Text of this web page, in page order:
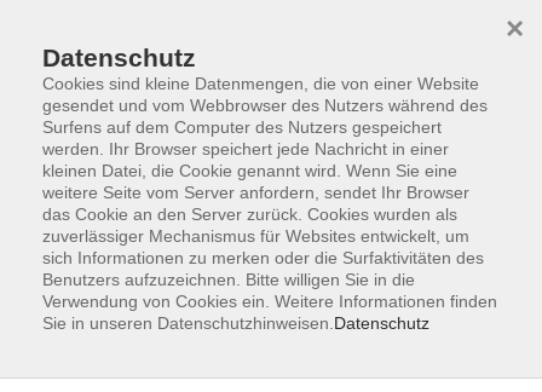
Zum Hauptinhalt springen
Sie sind hier:
Über uns Unsere Dozierenden
Guth, Catharina
Spielen, Atmen, Staunen – Achtsamkeit mit
Datenschutz
Cookies sind kleine Datenmengen, die von einer Website
gesendet und vom Webbrowser des Nutzers während des
Surfens auf dem Computer des Nutzers gespeichert
werden. Ihr Browser speichert jede Nachricht in einer
kleinen Datei, die Cookie genannt wird. Wenn Sie eine
weitere Seite vom Server anfordern, sendet Ihr Browser
das Cookie an den Server zurück. Cookies wurden als
zuverlässiger Mechanismus für Websites entwickelt, um
sich Informationen zu merken oder die Surfaktivitäten des
Benutzers aufzuzeichnen. Bitte willigen Sie in die
Verwendung von Cookies ein. Weitere Informationen finden
Sie in unseren Datenschutzhinweisen. Datenschutz
×